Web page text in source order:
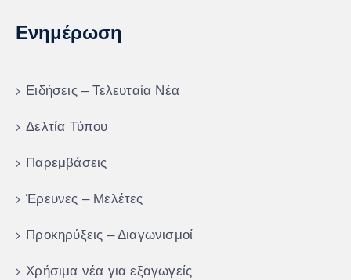
Ενημέρωση
Ειδήσεις – Τελευταία Νέα
Δελτία Τύπου
Παρεμβάσεις
Έρευνες – Μελέτες
Προκηρύξεις – Διαγωνισμοί
Χρήσιμα νέα για εξαγωγείς